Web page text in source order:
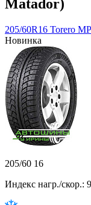
Matador)
205/60R16 Torero
Новинка
205/60 16
Индекс нагр./скор.: